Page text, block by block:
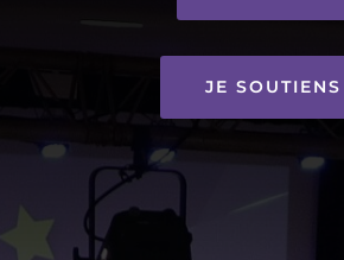
JE SOUTIENS